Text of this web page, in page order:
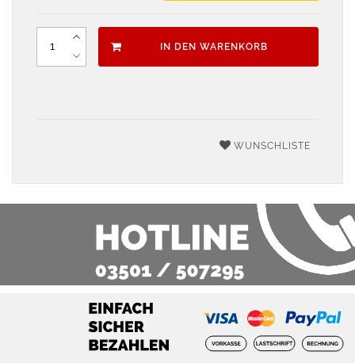
IN DEN WARENKORB
WUNSCHLISTE